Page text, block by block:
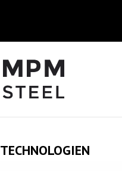
TECHNOLOGIEN